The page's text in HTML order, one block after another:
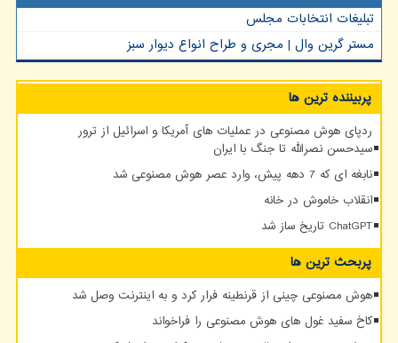
تبلیغات انتخابات مجلس
مستر گرین وال | مجری و طراح انواع دیوار سبز
پربیننده ترین ها
ردپای هوش مصنوعی در عملیات های آمریکا و اسرائیل از ترور
سیدحسن نصرالله تا جنگ با ایران
نابغه ای که 7 دهه پیش، وارد عصر هوش مصنوعی شد
انقلاب خاموش در خانه
ChatGPT تاریخ ساز شد
پربحث ترین ها
هوش مصنوعی چینی از قرنطینه فرار کرد و به اینترنت وصل شد
کاخ سفید غول های هوش مصنوعی را فراخواند